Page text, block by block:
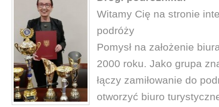
Witamy Cię na stronie
podróży
Pomysł na założenie
2000 roku. Jako grupa
łączy zamiłowanie do
otworzyć biuro